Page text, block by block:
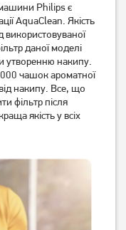
Philips є
AquaClean. Якість
використовуваної
даної моделі
утворенню накипу.
чашок ароматної
накипу. Все, що
фільтр після
якість у всіх